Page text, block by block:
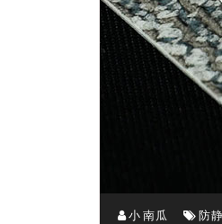
小 南瓜 防